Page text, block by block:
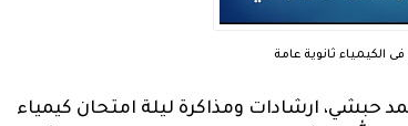
الكيمياء ثانوية عامة
حبشي، ارشادات ومذاكرة ليلة امتحان كيمياء